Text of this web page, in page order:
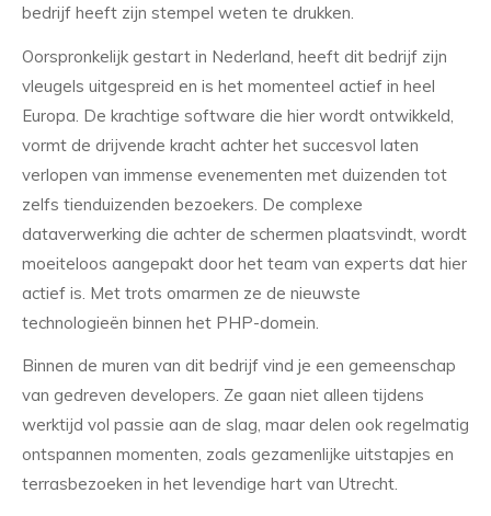
bedrijf heeft zijn stempel weten te drukken.
Oorspronkelijk gestart in Nederland, heeft dit bedrijf zijn
vleugels uitgespreid en is het momenteel actief in heel
Europa. De krachtige software die hier wordt ontwikkeld,
vormt de drijvende kracht achter het succesvol laten
verlopen van immense evenementen met duizenden tot
zelfs tienduizenden bezoekers. De complexe
dataverwerking die achter de schermen plaatsvindt, wordt
moeiteloos aangepakt door het team van experts dat hier
actief is. Met trots omarmen ze de nieuwste
technologieën binnen het PHP-domein.
Binnen de muren van dit bedrijf vind je een gemeenschap
van gedreven developers. Ze gaan niet alleen tijdens
werktijd vol passie aan de slag, maar delen ook regelmatig
ontspannen momenten, zoals gezamenlijke uitstapjes en
terrasbezoeken in het levendige hart van Utrecht.